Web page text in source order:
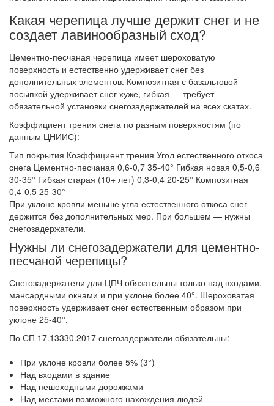
Какая черепица лучше держит снег и не
создает лавинообразный сход?
Цементно-песчаная черепица имеет шероховатую
поверхность и естественно удерживает снег без
дополнительных элементов. Композитная с базальтовой
посыпкой удерживает снег хуже, гибкая — требует
обязательной установки снегозадержателей на всех скатах.
Коэффициент трения снега по разным поверхностям (по
данным ЦНИИС):
Тип покрытия Коэффициент трения Угол естественного откоса
снега Цементно-песчаная 0,6-0,7 35-40° Гибкая новая 0,5-0,6
30-35° Гибкая старая (10+ лет) 0,3-0,4 20-25° Композитная
0,4-0,5 25-30°
При уклоне кровли меньше угла естественного откоса снег
держится без дополнительных мер. При большем — нужны
снегозадержатели.
Нужны ли снегозадержатели для цементно-
песчаной черепицы?
Снегозадержатели для ЦПЧ обязательны только над входами,
мансардными окнами и при уклоне более 40°. Шероховатая
поверхность удерживает снег естественным образом при
уклоне 25-40°.
По СП 17.13330.2017 снегозадержатели обязательны:
При уклоне кровли более 5% (3°)
Над входами в здание
Над пешеходными дорожками
Над местами возможного нахождения людей